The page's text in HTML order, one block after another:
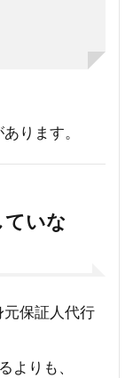
ります。
ていな
保証人代行
よりも、